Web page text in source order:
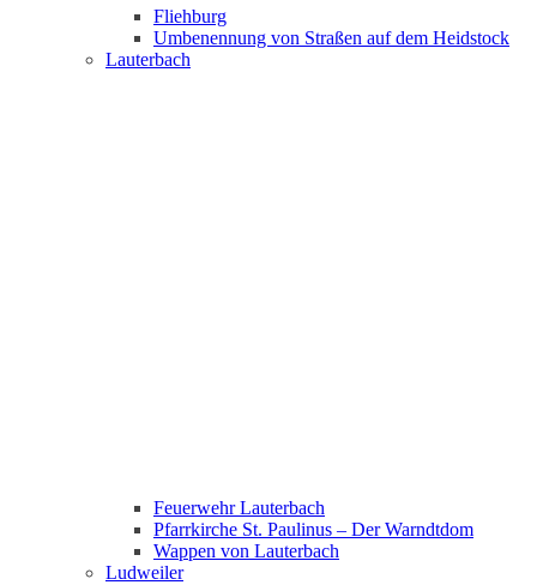
Fliehburg
Umbenennung von Straßen auf dem Heidstock
Lauterbach
Feuerwehr Lauterbach
Pfarrkirche St. Paulinus – Der Warndtdom
Wappen von Lauterbach
Ludweiler